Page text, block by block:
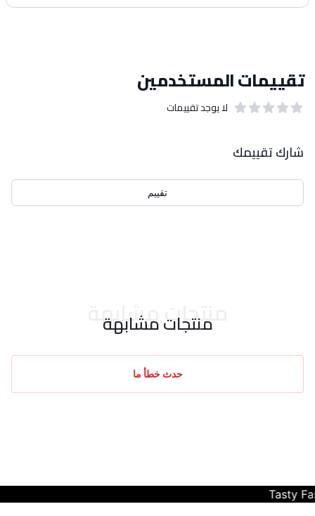
تقييمات المستخدمين
لا يوجد تقييمات
شارك تقييمك
تقييم
منتجات مشابهة
منتجات مشابهة
حدث خطأ ما
Tasty Fast